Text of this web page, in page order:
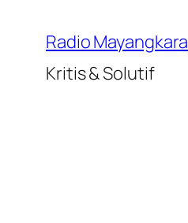
konten
Radio Mayangkara
Kritis & Solutif